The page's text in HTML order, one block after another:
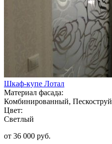
Шкаф-купе Лотал
Материал фасада:
Комбинированный, Пескоструй
Цвет:
Светлый
от 36 000 руб.